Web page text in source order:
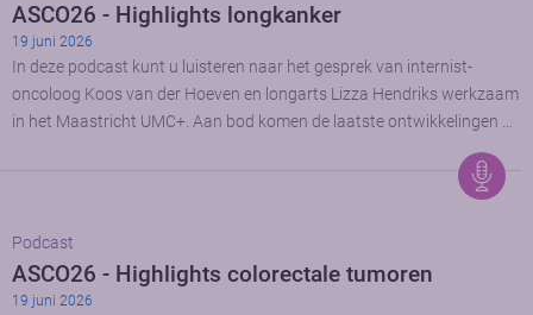
ASCO26 - Highlights longkanker
19 juni 2026
In deze podcast kunt u luisteren naar het gesprek van internist-
oncoloog Koos van der Hoeven en longarts Lizza Hendriks werkzaam
in het Maastricht UMC+. Aan bod komen de laatste ontwikkelingen …
Podcast
ASCO26 - Highlights colorectale tumoren
19 juni 2026